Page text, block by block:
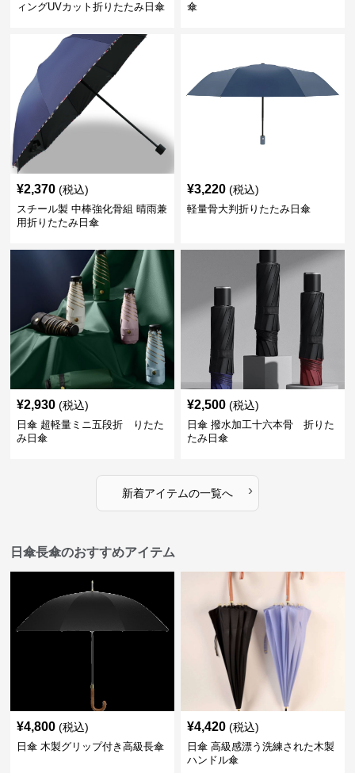
ィングUVカット折りたたみ日傘 傘
¥2,370 (税込)
スチール製 中棒強化骨組 晴雨兼
用折りたたみ日傘
¥3,220 (税込)
軽量骨大判折りたたみ日傘
¥2,930 (税込)
日傘 超軽量ミニ五段折 りたた
み日傘
¥2,500 (税込)
日傘 撥水加工十六本骨 折りた
たみ日傘
新着アイテムの一覧へ ›
日傘長傘のおすすめアイテム
¥4,800 (税込)
日傘 木製グリップ付き高級長傘
¥4,420 (税込)
日傘 高級感漂う洗練された木製
ハンドル傘